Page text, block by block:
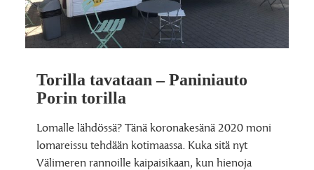
Torilla tavataan – Paniniauto
Porin torilla
Lomalle lähdössä? Tänä koronakesänä 2020 moni
lomareissu tehdään kotimaassa. Kuka sitä nyt
Välimeren rannoille kaipaisikaan, kun hienoja